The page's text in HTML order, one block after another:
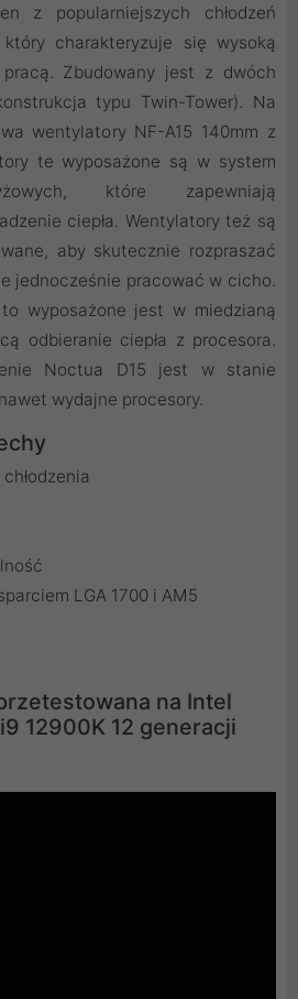
z popularniejszych chłodzeń
charakteryzuje się wysoką
Zbudowany jest z dwóch
typu Twin-Tower). Na
wentylatory NF-A15 140mm z
te wyposażone są w system
które zapewniają
ciepła. Wentylatory też są
aby skutecznie rozpraszać
jednocześnie pracować w cicho.
to wyposażone jest w miedzianą
odbieranie ciepła z procesora.
Noctua D15 jest w stanie
wydajne procesory.
LGA 1700 i AM5
na Intel
12900K 12 generacji